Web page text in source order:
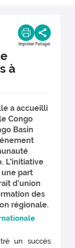
à
Imprimer Partager
a accueilli
Congo
Basin
L’initiative
une part
d’union
des
régionale.
un succès